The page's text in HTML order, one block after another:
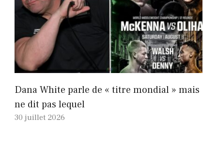
Dana White parle de « titre mondial » mais
ne dit pas lequel
30 juillet 2026